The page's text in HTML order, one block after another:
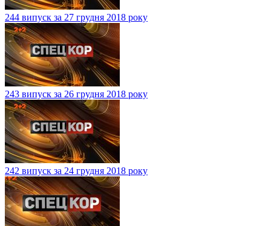
244 випуск за 27 грудня 2018 року
243 випуск за 26 грудня 2018 року
242 випуск за 24 грудня 2018 року